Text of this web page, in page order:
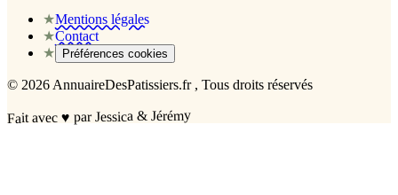
★Mentions légales
★Contact
★
Préférences cookies
© 2026 AnnuaireDesPatissiers.fr , Tous droits réservés
Fait avec♥ par Jessica & Jérémy